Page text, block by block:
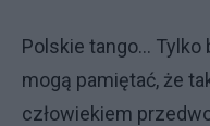
Polskie tango...
mogą pamiętać, że
człowiekiem